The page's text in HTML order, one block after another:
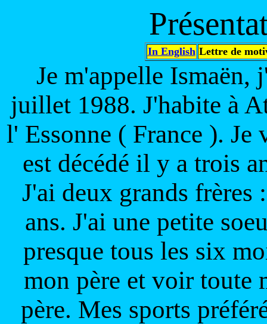
In English Lettre de
Je m'appelle Ismaën,
juillet 1988. J'habite à
l' Essonne ( France ). Je
est décédé il y a trois
J'ai deux grands frères
ans. J'ai une petite
presque tous les six
mon père et voir toute
père. Mes sports